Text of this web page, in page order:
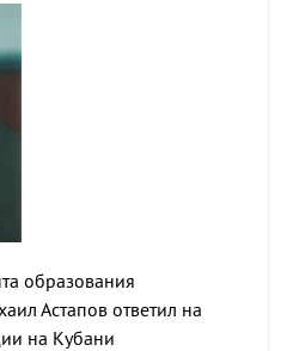
образования
Астапов ответил на
на Кубани